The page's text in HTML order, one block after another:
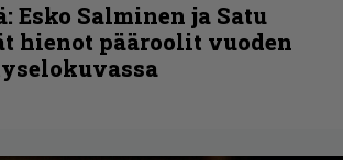
Esko Salminen ja Satu
hienot pääroolit vuoden